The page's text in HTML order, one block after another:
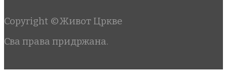
Copyright ©Живот Цркве
Сва права придржана.